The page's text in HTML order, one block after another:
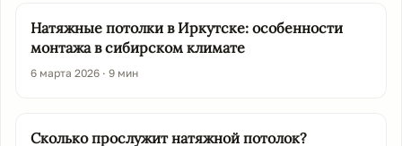
Натяжные потолки в Иркутске: особенности
монтажа в сибирском климате
6 марта 2026 · 9 мин
Сколько прослужит натяжной потолок?